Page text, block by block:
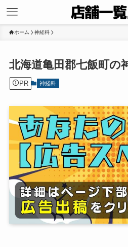
ホーム 神経科
北海道亀田郡七飯町の
PR 神経科